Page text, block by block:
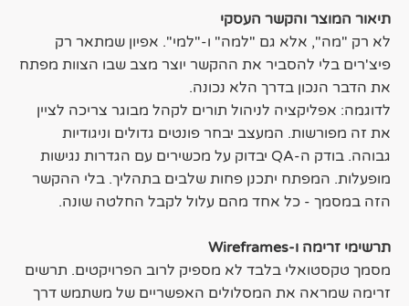
תיאור המוצר והקשר העסקי
לא רק "מה", אלא גם "למה" ו-"למי". אפיון שמתאר רק
פיצ'רים בלי להסביר את ההקשר יוצר מצב שבו הצוות מפתח
את הדבר הנכון בדרך הלא נכונה.
לדוגמה: אפליקציה לניהול תורים לקהל מבוגר צריכה לציין
את זה מפורשות. המעצב יבחר פונטים גדולים וניגודיות
גבוהה. בודק ה-QA יבדוק על מכשירים עם הגדרות נגישות
מופעלות. המפתח יתכנן פחות שלבים בתהליך. בלי ההקשר
הזה במסמך - כל אחד מהם עלול לקבל החלטה שונה.
תרשימי זרימה ו-Wireframes
מסמך טקסטואלי בלבד לא מספיק לרוב הפרויקטים. תרשים
זרימה שמראה את המסלולים האפשריים של משתמש דרך